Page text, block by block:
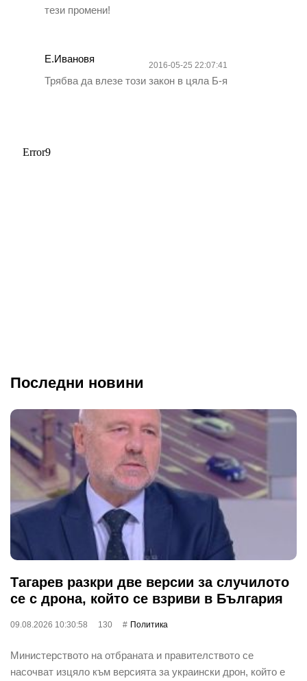
тези промени!
Е.Ивановя
2016-05-25 22:07:41
Трябва да влезе този закон в цяла Б-я
Последни новини
Тагарев разкри две версии за случилото
се с дрона, който се взриви в България
09.08.2026 10:30:58 130 Политика
Министерството на отбраната и правителството се
насочват изцяло към версията за украински дрон, който е